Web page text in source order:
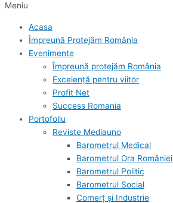
Meniu
Acasa
Împreună Protejăm România
Evenimente
Împreună protejăm România
Excelență pentru viitor
Profit Net
Success Romania
Portofoliu
Reviste Mediauno
Barometrul Medical
Barometrul Ora României
Barometrul Politic
Barometrul Social
Comerț și Industrie